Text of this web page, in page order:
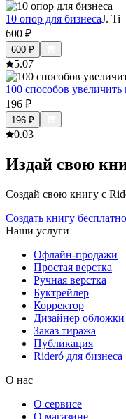
10 опор для бизнесаJ. Ti
600 ₽
600 ₽
5.07
100 способов увеличить
196 ₽
196 ₽
0.03
Издай свою
Создай свою книгу с
Создать книгу бесплатно
Наши услуги
Офлайн-продажи
Простая верстка
Ручная верстка
Буктрейлер
Корректор
Дизайнер обложки
Заказ тиража
Публикация
Rideró для бизнеса
О нас
О сервисе
О магазине